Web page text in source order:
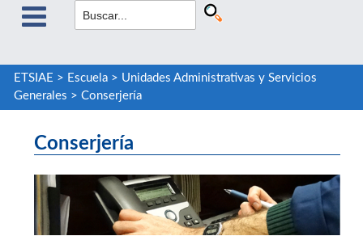
ETSIAE > Escuela> Unidades Administrativas y Servicios
Generales > Conserjería
Conserjería